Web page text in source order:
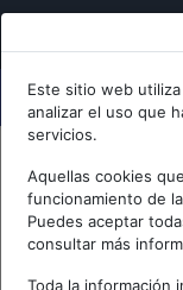
Este sitio web
analizar el uso que
servicios.
Aquellas cookies
funcionamiento de
Puedes aceptar
consultar más
Toda la información